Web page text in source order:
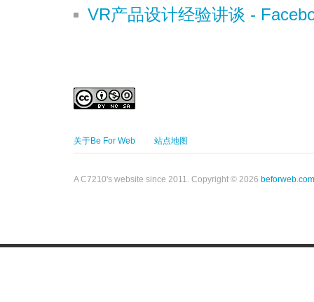
VR产品设计经验讲谈 -
关于Be For Web 站点地图
A C7210's website since 2011. Copyright © 2026 beforweb.com